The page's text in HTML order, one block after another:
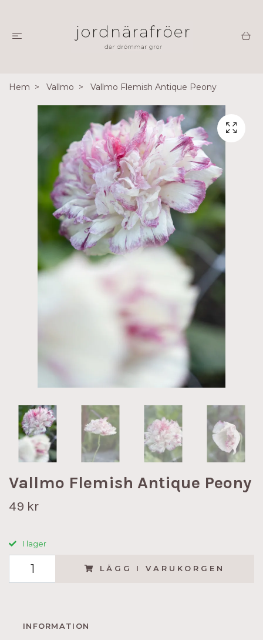
Hem Vallmo Vallmo Flemish Antique Peony
Vallmo Flemish Antique Peony
49 kr
I lager
LÄGG I VARUKORGEN
INFORMATION